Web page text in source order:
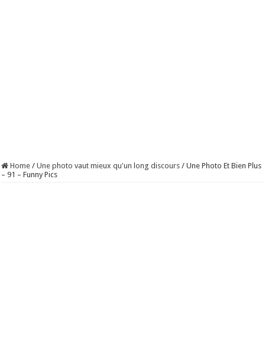
Home / Une photo vaut mieux qu'un long discours / Une Photo Et Bien Plus
– 91 – Funny Pics